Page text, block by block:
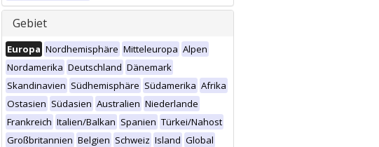
Gebiet
Europa Nordhemisphäre Mitteleuropa Alpen
Nordamerika Deutschland Dänemark
Skandinavien Südhemisphäre Südamerika Afrika
Ostasien Südasien Australien Niederlande
Frankreich Italien/Balkan Spanien Türkei/Nahost
Großbritannien Belgien Schweiz Island Global